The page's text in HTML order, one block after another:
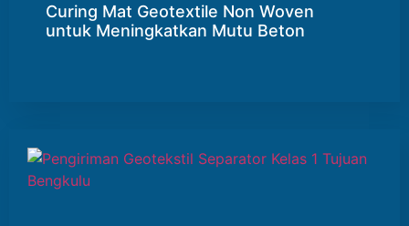
Curing Mat Geotextile Non Woven
untuk Meningkatkan Mutu Beton